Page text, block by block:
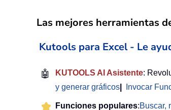
Las mejores herramientas
Kutools para Excel - Le
🤖 KUTOOLS AI Asistente:
y generar gráficos
Invocar
Funciones populares:Buscar,